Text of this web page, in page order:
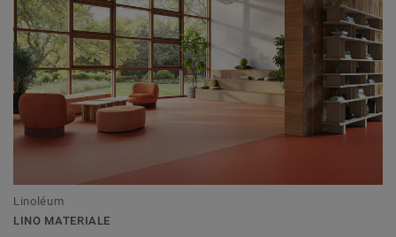
Linoléum
LINO MATERIALE